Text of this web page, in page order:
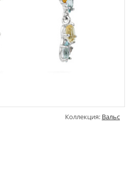
Коллекция: Вальс